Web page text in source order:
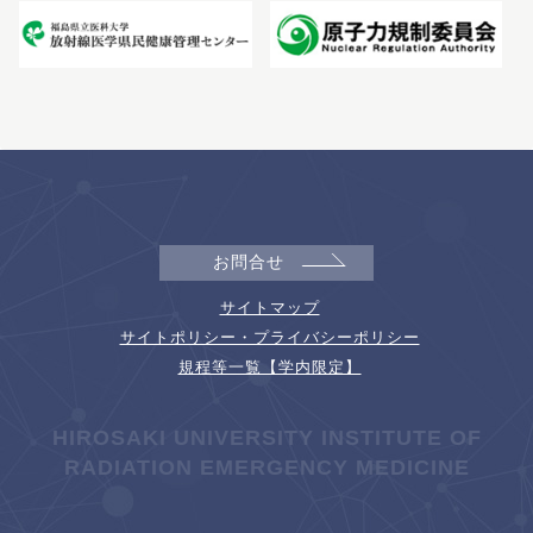
お問合せ
サイトマップ
サイトポリシー・プライバシーポリシー
規程等一覧【学内限定】
HIROSAKI UNIVERSITY INSTITUTE OF
RADIATION EMERGENCY MEDICINE